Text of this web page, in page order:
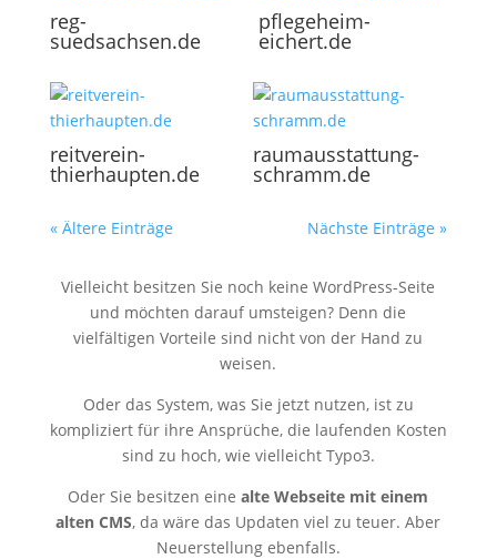
reg-
suedsachsen.de
pflegeheim-
eichert.de
reitverein-
thierhaupten.de
raumausstattung-
schramm.de
« Ältere Einträge Nächste Einträge »
Vielleicht besitzen Sie noch keine WordPress-Seite
und möchten darauf umsteigen? Denn die
vielfältigen Vorteile sind nicht von der Hand zu
weisen.
Oder das System, was Sie jetzt nutzen, ist zu
kompliziert für ihre Ansprüche, die laufenden Kosten
sind zu hoch, wie vielleicht Typo3.
Oder Sie besitzen einealte Webseite mit einem
alten CMS, da wäre das Updaten viel zu teuer. Aber
Neuerstellung ebenfalls.